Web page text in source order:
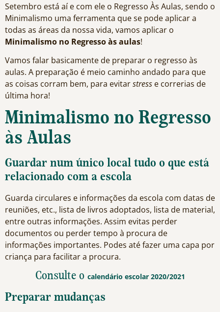
Setembro está aí e com ele o Regresso Às Aulas, sendo o
Minimalismo uma ferramenta que se pode aplicar a
todas as áreas da nossa vida, vamos aplicar o
Minimalismo no Regresso às aulas!
Vamos falar basicamente de preparar o regresso às
aulas. A preparação é meio caminho andado para que
as coisas corram bem, para evitarstress e correrias de
última hora!
Minimalismo no Regresso
às Aulas
Guardar num único local tudo o que está
relacionado com a escola
Guarda circulares e informações da escola com datas de
reuniões, etc., lista de livros adoptados, lista de material,
entre outras informações. Assim evitas perder
documentos ou perder tempo à procura de
informações importantes. Podes até fazer uma capa por
criança para facilitar a procura.
Consulte o calendário escolar 2020/2021
Preparar mudanças